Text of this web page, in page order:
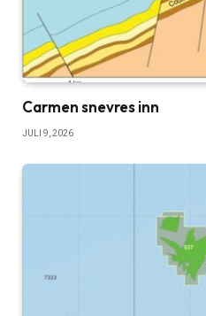
Carmen snevres inn
JULI 9, 2026